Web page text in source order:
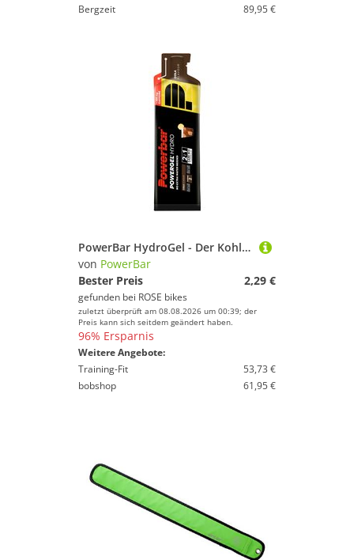
Bergzeit
89,95 €
PowerBar HydroGel - Der Kohlenhydrat- Lieferant
von PowerBar
Bester Preis
2,29 €
gefunden bei ROSE bikes
zuletzt überprüft am 08.08.2026 um 00:39; der
Preis kann sich seitdem geändert haben.
96% Ersparnis
Weitere Angebote:
Training-Fit
53,73 €
bobshop
61,95 €